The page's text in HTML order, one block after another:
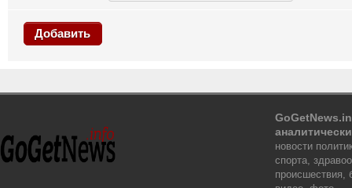
Добавить
новости
спорта,
происшествия,